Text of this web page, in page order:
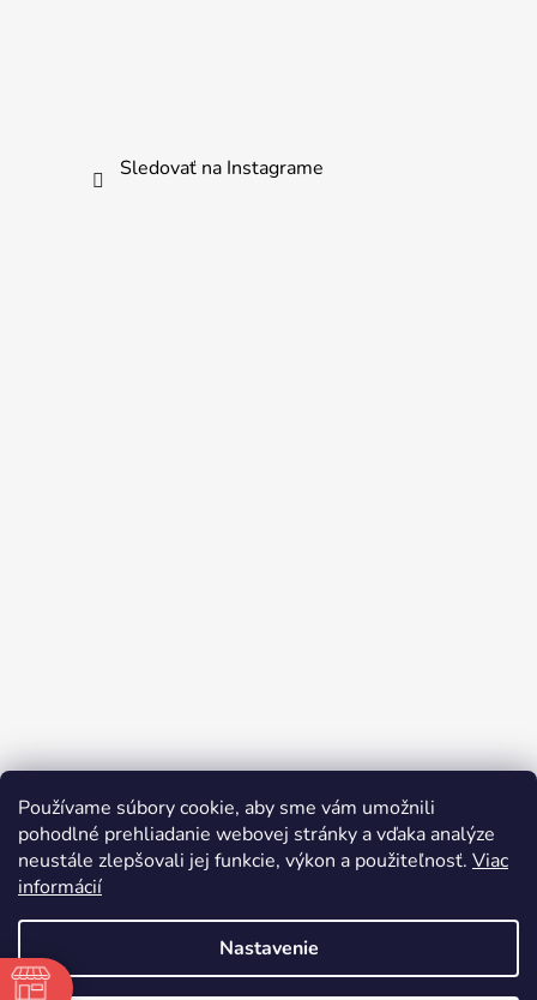
Používame súbory cookie, aby sme vám umožnili
pohodlné prehliadanie webovej stránky a vďaka analýze
neustále zlepšovali jej funkcie, výkon a použiteľnosť. Viac
informácií
Nastavenie
Sledovať na Instagrame